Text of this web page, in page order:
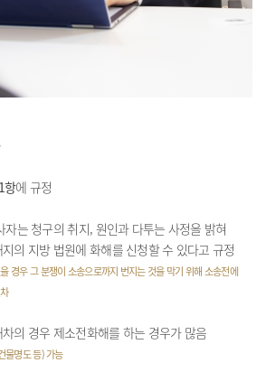
항에 규정
는 청구의 취지, 원인과 다투는 사정을 밝혀
의 지방 법원에 화해를 신청할 수 있다고 규정
경우 그 분쟁이 소송으로까지 번지는 것을 막기 위해 소송전에
의 경우 제소전화해를 하는 경우가 많음
물명도 등) 가능